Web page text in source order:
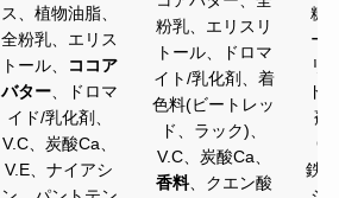
ス、植物油脂、
全粉乳、エリス
トール、
ココア
バター、ドロマ
イド/乳化剤、
V.C、炭酸Ca、
V.E、ナイアシ
粉乳、エリスリ
トール、ドロマ
イト/乳化剤、着
色料(ビートレッ
ド、ラック)、
V.C、炭酸Ca、
香料、クエン酸
糖
ー
リ
ド
剤
鉄